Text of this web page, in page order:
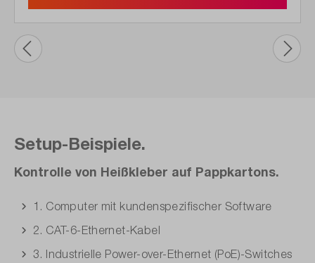
Setup-Beispiele.
Kontrolle von Heißkleber auf Pappkartons.
1. Computer mit kundenspezifischer Software
2. CAT-6-Ethernet-Kabel
3. Industrielle Power-over-Ethernet (PoE)-Switches